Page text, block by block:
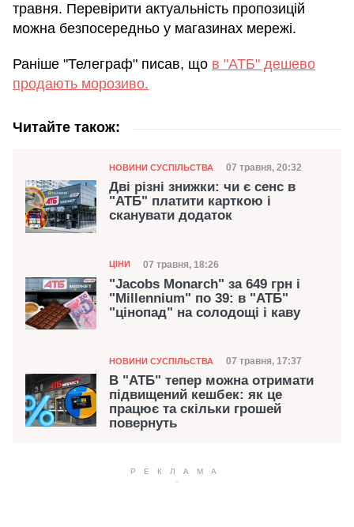
травня. Перевірити актуальність пропозицій
можна безпосередньо у магазинах мережі.
Раніше "Телеграф" писав, що в "АТБ" дешево
продають морозиво.
Читайте також:
Категорія
НОВИНИ СУСПІЛЬСТВА Дата публікації
07 травня, 20:32
Дві різні знижки: чи є сенс в
"АТБ" платити карткою і
сканувати додаток
Категорія
ЦІНИ Дата публікації
07 травня, 18:26
"Jacobs Monarch" за 649 грн і
"Millennium" по 39: в "АТБ"
"цінопад" на солодощі і каву
Категорія
НОВИНИ СУСПІЛЬСТВА Дата публікації
07 травня, 17:37
В "АТБ" тепер можна oтримати
підвищений кешбек: як це
працює та скільки грошей
повернуть